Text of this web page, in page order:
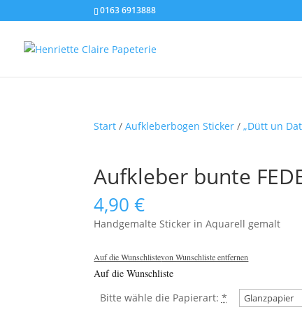
0163 6913888
Start /Aufkleberbogen Sticker /„Dütt un
Aufkleber bunte
4,90€
Handgemalte Sticker in Aquarell gemalt
Auf die Wunschlistevon Wunschliste entfernen
Auf die Wunschliste
Bitte wähle die Papierart: *